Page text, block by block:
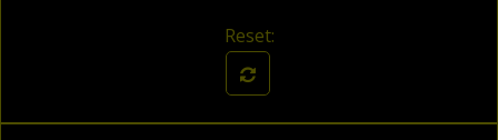
Reset: